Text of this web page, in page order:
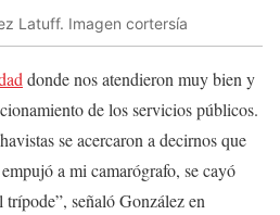
Latuff. Imagen cortersía
donde nos atendieron muy bien y
de los servicios públicos.
se acercaron a decirnos que
a mi camarógrafo, se cayó
señaló González en